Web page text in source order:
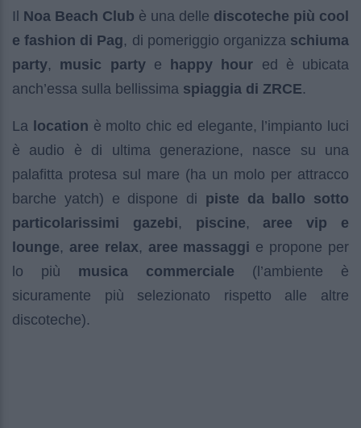
Il Noa Beach Club è una delle discoteche più cool
e fashion di Pag, di pomeriggio organizza schiuma
party, music partye happy hour ed è ubicata
anch’essa sulla bellissima spiaggia di ZRCE.
La location è molto chic ed elegante, l’impianto luci
è audio è di ultima generazione, nasce su una
palafitta protesa sul mare (ha un molo per attracco
barche yatch) e dispone di piste da ballo sotto
particolarissimi gazebi, piscine, aree vip e
lounge, aree relax, aree massaggi e propone per
lo più musica commerciale (l’ambiente è
sicuramente più selezionato rispetto alle altre
discoteche).